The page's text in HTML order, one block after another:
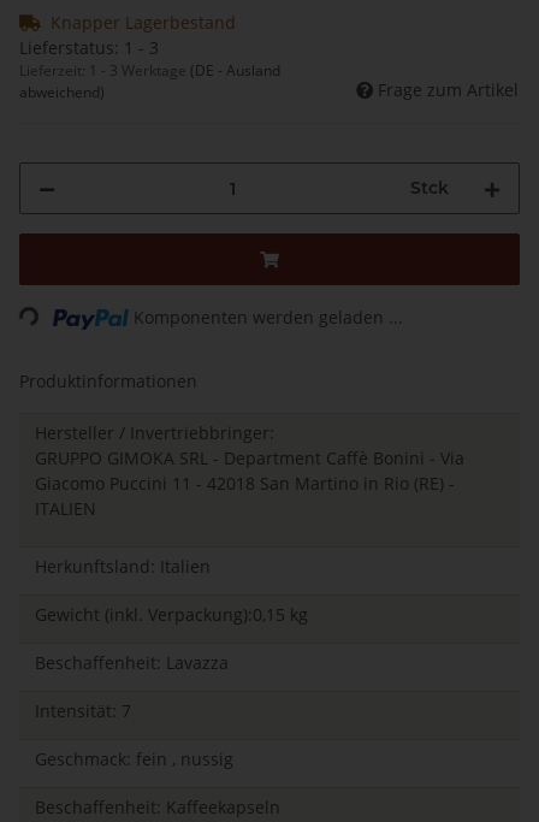
Knapper Lagerbestand
Lieferstatus: 1 - 3
Lieferzeit: 1 - 3 Werktage (DE - Ausland
abweichend)
Frage zum Artikel
Stck
Loading... Komponenten werden geladen ...
Produktinformationen
Hersteller / Invertriebbringer:
GRUPPO GIMOKA SRL - Department Caffè Bonini - Via
Giacomo Puccini 11 - 42018 San Martino in Rio (RE) -
ITALIEN
Herkunftsland: Italien
Gewicht (inkl. Verpackung):0,15 kg
Beschaffenheit: Lavazza
Intensität: 7
Geschmack: fein , nussig
Beschaffenheit: Kaffeekapseln